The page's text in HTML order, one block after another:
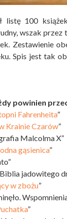
listę 100
wszak
Zestawienie
Spis jest tak
powinien
Fahrenheita”
Krainie Czarów”
Malcolma X”
gąsienica”
jadowitego
w zbożu”
”